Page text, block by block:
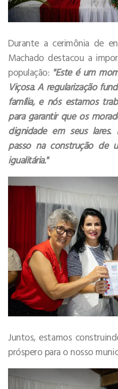
Durante a cerimônia de
Machado destacou a
população: "Este é um
Viçosa. A regularização
família, e nós estamos
para garantir que os
dignidade em seus
passo na construção de
igualitária."
Juntos, estamos
próspero para o nosso